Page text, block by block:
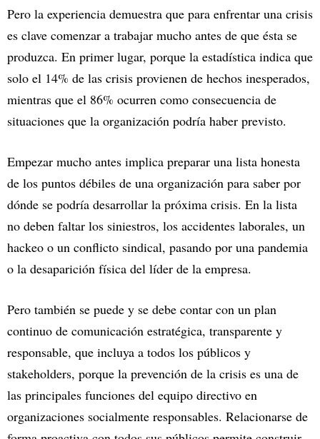
Pero la experiencia demuestra que para enfrentar una crisis
es clave comenzar a trabajar mucho antes de que ésta se
produzca. En primer lugar, porque la estadística indica que
solo el 14% de las crisis provienen de hechos inesperados,
mientras que el 86% ocurren como consecuencia de
situaciones que la organización podría haber previsto.
Empezar mucho antes implica preparar una lista honesta
de los puntos débiles de una organización para saber por
dónde se podría desarrollar la próxima crisis. En la lista
no deben faltar los siniestros, los accidentes laborales, un
hackeo o un conflicto sindical, pasando por una pandemia
o la desaparición física del líder de la empresa.
Pero también se puede y se debe contar con un plan
continuo de comunicación estratégica, transparente y
responsable, que incluya a todos los públicos y
stakeholders, porque la prevención de la crisis es una de
las principales funciones del equipo directivo en
organizaciones socialmente responsables. Relacionarse de